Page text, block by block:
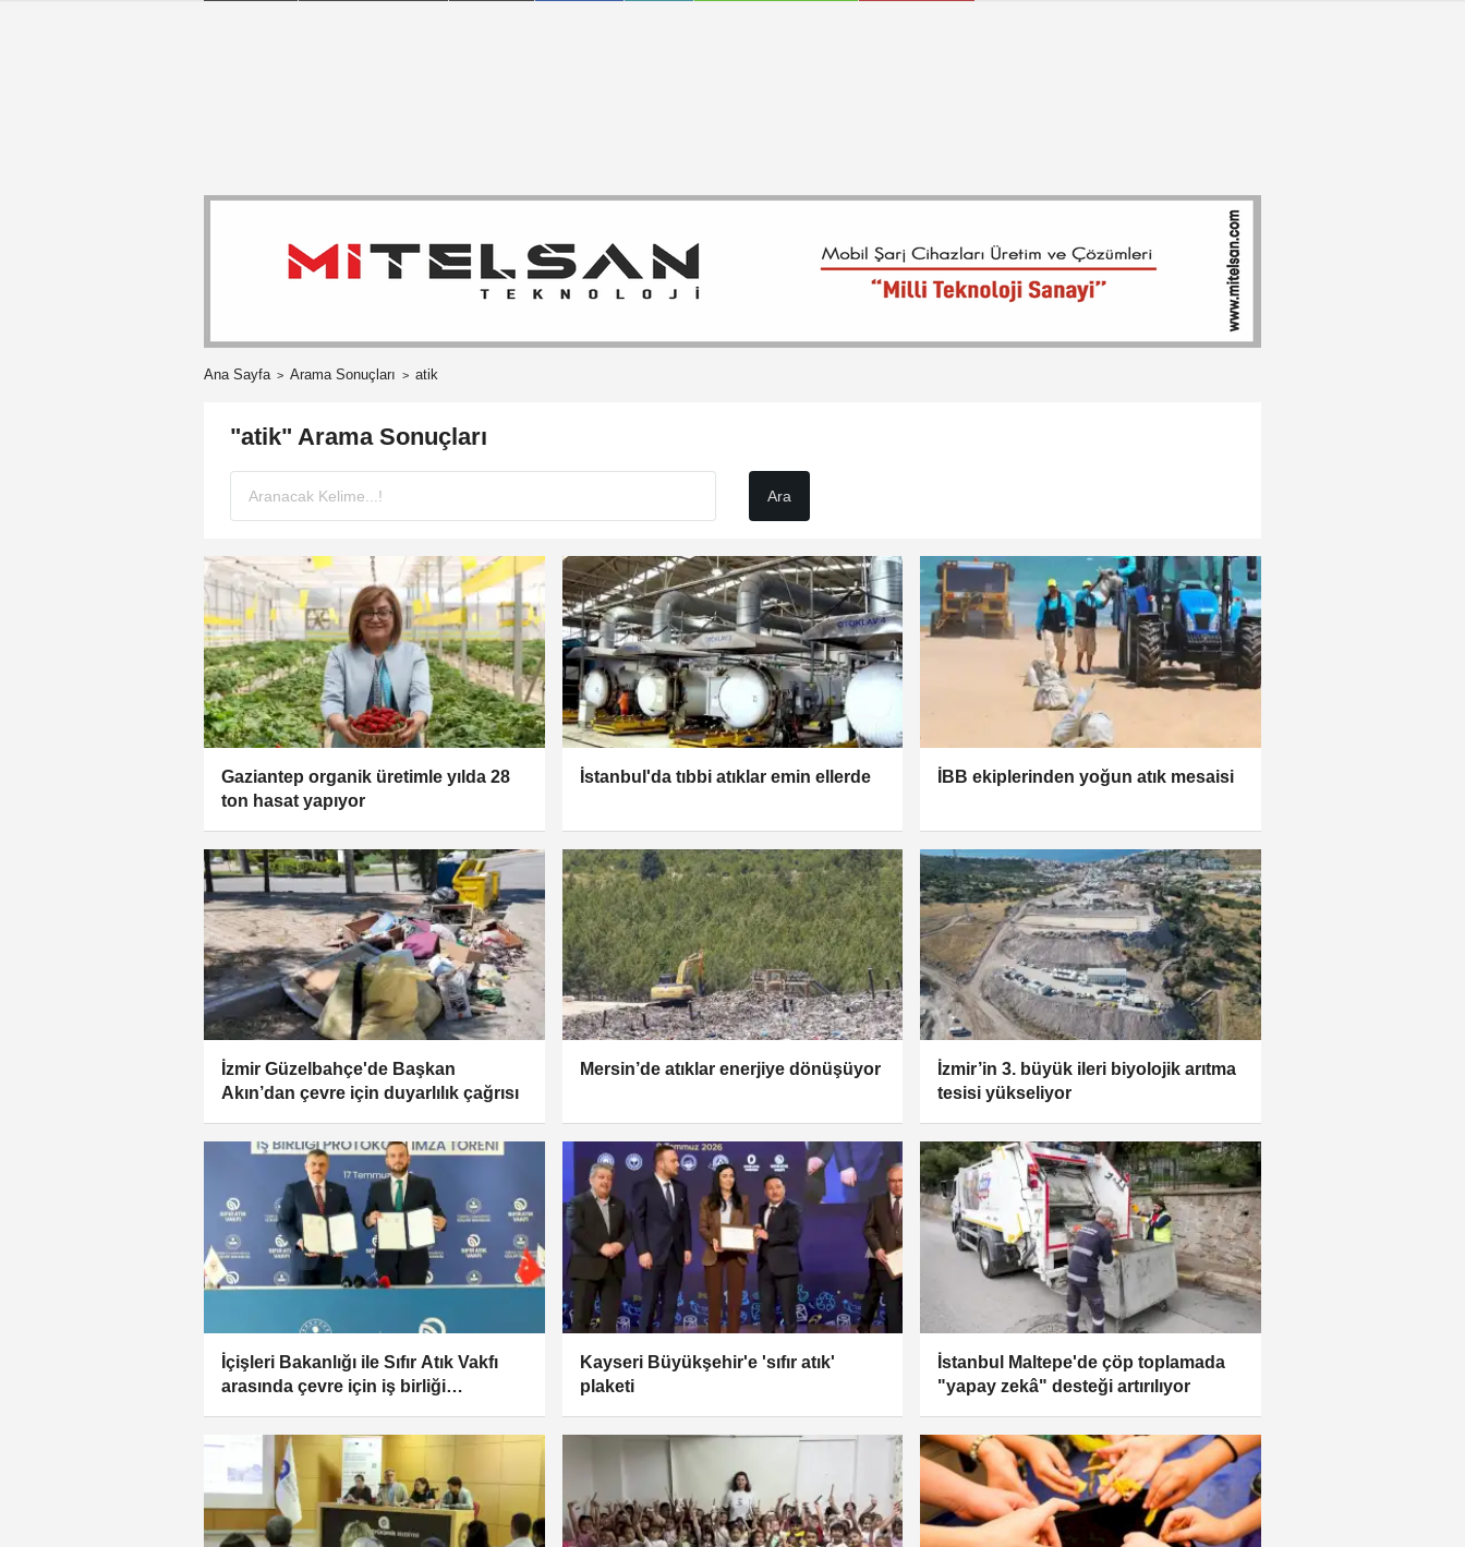
Ana Sayfa Arama Sonuçları atik
"atik" Arama Sonuçları
Gaziantep organik üretimle yılda 28
ton hasat yapıyor
İstanbul'da tıbbi atıklar emin ellerde İBB ekiplerinden yoğun atık mesaisi
İzmir Güzelbahçe'de Başkan
Akın’dan çevre için duyarlılık çağrısı
Mersin’de atıklar enerjiye dönüşüyor
İzmir’in 3. büyük ileri biyolojik arıtma
tesisi yükseliyor
İçişleri Bakanlığı ile Sıfır Atık Vakfı
arasında çevre için iş birliği
Kayseri Büyükşehir'e 'sıfır atık'
plaketi
İstanbul Maltepe'de çöp toplamada
"yapay zekâ" desteği artırılıyor